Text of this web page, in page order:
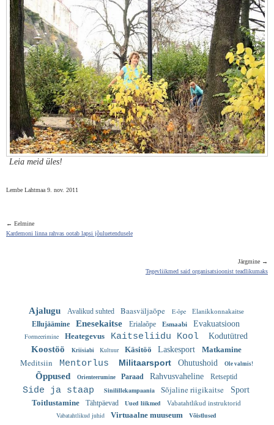
Leia meid üles!
Lembe Lahtmaa 9. nov. 2011
← Eelmine
Kardemoni linna rahvas ootab lapsi jõuluetendusele
Järgmine →
Tegevliikmed said organisatsioonist teadlikumaks
Ajalugu Avalikud suhted Baasväljaõpe E-õpe Elanikkonnakaitse
Ellujäämine Enesekaitse Erialaõpe Esmaabi Evakuatsioon
Formeerimine Heategevus Kaitseliidu Kool Kodutütred
Koostöö Kriisiabi Kultuur Käsitöö Laskesport Matkamine
Meditsiin Mentorlus Militaarsport Ohutushoid Ole valmis!
Õppused Orienteerumine Paraad Rahvusvaheline Retseptid
Side ja staap Sinilillekampaania Sõjaline riigikaitse
Sport
Toitlustamine
Tähtpäevad Uued liikmed Vabatahtlikud instruktorid
Vabatahtlikud juhid Virtuaalne muuseum Võistlused